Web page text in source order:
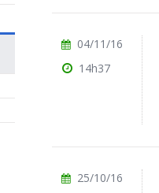
04/11/16
14h37
25/10/16